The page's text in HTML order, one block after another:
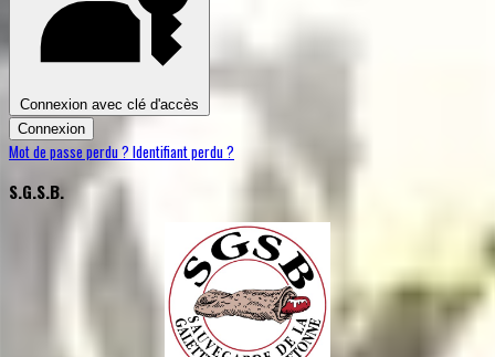
Connexion avec clé d'accès
Connexion
Mot de passe perdu ? Identifiant perdu ?
S.G.S.B.